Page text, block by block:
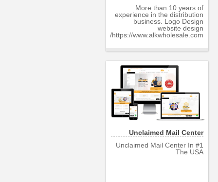
More than 10 years of
experience in the distribution
business. Logo Design
website design
https://www.alkwholesale.com/
Unclaimed Mail Center
#1 Unclaimed Mail Center In
The USA